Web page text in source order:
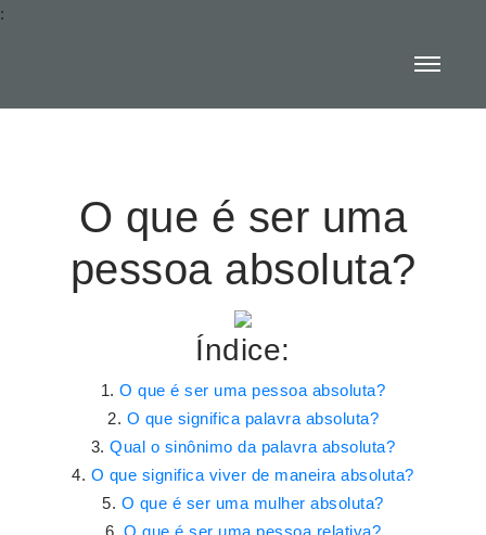
:
O que é ser uma
pessoa absoluta?
Índice:
O que é ser uma pessoa absoluta?
O que significa palavra absoluta?
Qual o sinônimo da palavra absoluta?
O que significa viver de maneira absoluta?
O que é ser uma mulher absoluta?
O que é ser uma pessoa relativa?